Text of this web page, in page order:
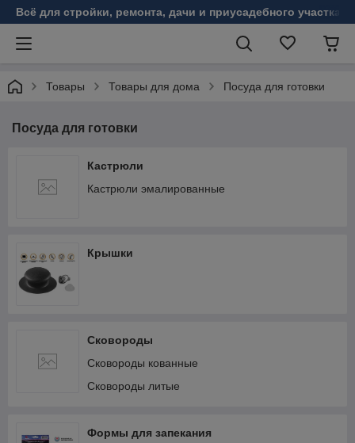
Всё для стройки, ремонта, дачи и приусадебного участка!
Товары Товары для дома Посуда для готовки
Посуда для готовки
Кастрюли
Кастрюли эмалированные
Крышки
Сковороды
Сковороды кованные
Сковороды литые
Формы для запекания